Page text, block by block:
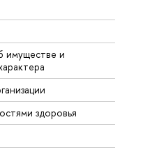
имуществе и
здоровья